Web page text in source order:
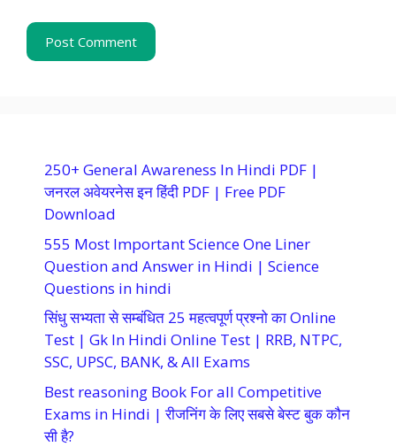
250+ General Awareness In Hindi PDF |
जनरल अवेयरनेस इन हिंदी PDF | Free PDF
Download
555 Most Important Science One Liner
Question and Answer in Hindi | Science
Questions in hindi
सिंधु सभ्यता से सम्बंधित 25 महत्वपूर्ण प्रश्नो का Online
Test | Gk In Hindi Online Test | RRB, NTPC,
SSC, UPSC, BANK, & All Exams
Best reasoning Book For all Competitive
Exams in Hindi | रीजनिंग के लिए सबसे बेस्ट बुक कौन
सी है?